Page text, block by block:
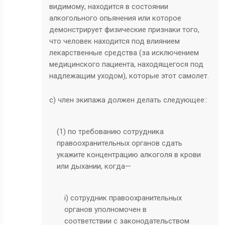
видимому, находится в состоянии
алкогольного опьянения или которое
демонстрирует физические признаки того,
что человек находится под влиянием
лекарственные средства (за исключением
медицинского пациента, находящегося под
надлежащим уходом), которые этот самолет.
с) член экипажа должен делать следующее::
(1) по требованию сотрудника
правоохранительных органов сдать
укажите концентрацию алкоголя в крови
или дыхании, когда—
i) сотрудник правоохранительных
органов уполномочен в
соответствии с законодательством